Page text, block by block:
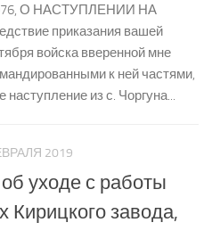
О НАСТУПЛЕНИИ НА
приказания вашей
войска вверенной мне
к ней частями,
из с. Чоргуна...
2019
уходе с работы
Кирицкого завода,